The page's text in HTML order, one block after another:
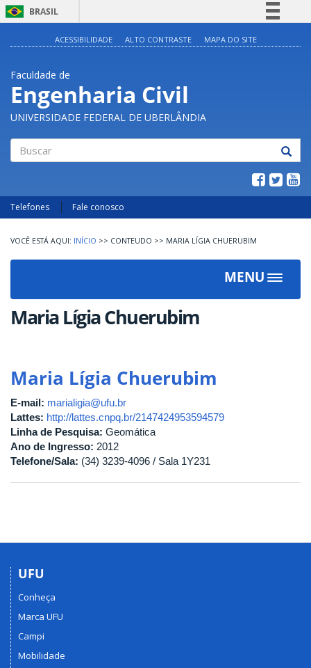
BRASIL
Legislação
Canais
ACESSIBILIDADE ALTO CONTRASTE MAPA DO SITE
Faculdade de
Engenharia Civil
UNIVERSIDADE FEDERAL DE UBERLÂNDIA
Telefones Fale conosco
INÍCIO >> CONTEUDO >> MARIA LÍGIA CHUERUBIM
MENU
Toggle
Maria Lígia Chuerubim
Maria Lígia Chuerubim
E-mail: marialigia@ufu.br
Lattes: http://lattes.cnpq.br/2147424953594579
Linha de Pesquisa: Geomática
Ano de Ingresso: 2012
Telefone/Sala: (34) 3239-4096 / Sala 1Y231
UFU
Conheça
Marca UFU
Campi
Mobilidade